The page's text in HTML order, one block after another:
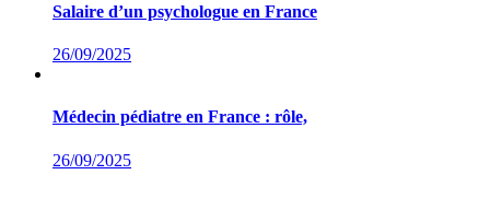
Salaire d’un psychologue en France
26/09/2025
Médecin pédiatre en France : rôle,
26/09/2025